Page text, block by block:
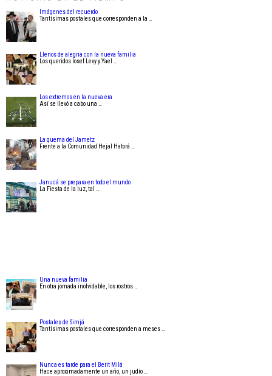
Imágenes del recuerdo
Tantísimas postales que corresponden a la …
Llenos de alegria con la nueva familia
Los queridos Iosef Levy y Yael …
Los extremos en la nueva era
Así se llevó a cabo una …
La quema del Jametz
Frente a la Comunidad Hejal Hatorá …
Janucá se prepara en todo el mundo
La Fiesta de la luz, tal …
Una nueva familia
En otra jornada inolvidable, los rostros …
Postales de Simjá
Tantísimas postales que corresponden a meses …
Nunca es tarde para el Berit Milá
Hace aproximadamente un año, un judío …